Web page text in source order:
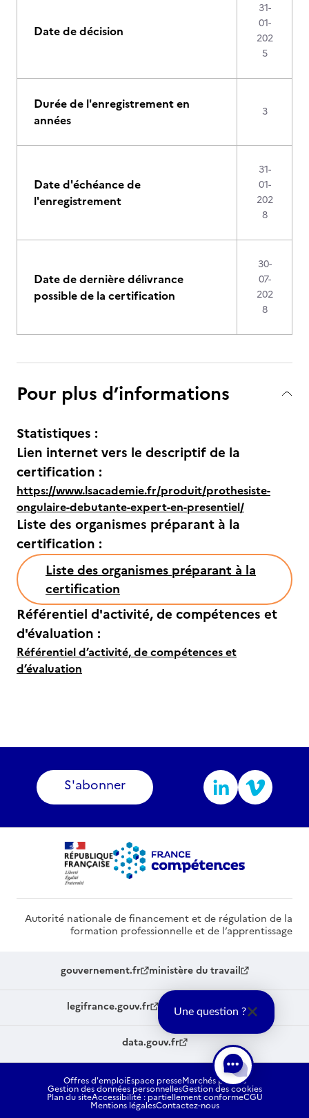
Date de décision
31-
01-
202
5
Durée de l'enregistrement en
années
3
Date d'échéance de
l'enregistrement
31-
01-
202
8
Date de dernière délivrance
possible de la certification
30-
07-
202
8
Pour plus d’informations
Statistiques :
Lien internet vers le descriptif de la
certification :
https://www.lsacademie.fr/produit/prothesiste-
ongulaire-debutante-expert-en-presentiel/
Liste des organismes préparant à la
certification :
Liste des organismes préparant à la
certification
Référentiel d'activité, de compétences et
d'évaluation :
Référentiel d’activité, de compétences et
d’évaluation
S'abonner
Autorité nationale de financement et de régulation de la
formation professionnelle et de l’apprentissage
gouvernement.fr ministère du travail
legifrance.gouv.fr service-public.fr
data.gouv.fr
Offres d'emploiEspace presseMarchés publics
Gestion des données personnellesGestion des cookies
Plan du siteAccessibilité : partiellement conformeCGU
Mentions légalesContactez-nous
Une question ?